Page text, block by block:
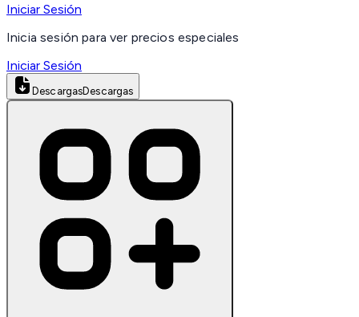
Iniciar Sesión
Inicia sesión para ver precios especiales
Iniciar Sesión
DescargasDescargas